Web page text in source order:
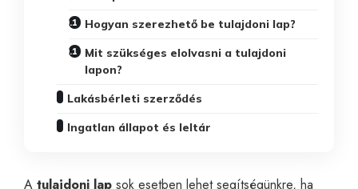
Hogyan szerezhető be tulajdoni lap?
Mit szükséges elolvasni a tulajdoni
lapon?
Lakásbérleti szerződés
Ingatlan állapot és leltár
A tulajdoni lap sok esetben lehet segítségünkre, ha